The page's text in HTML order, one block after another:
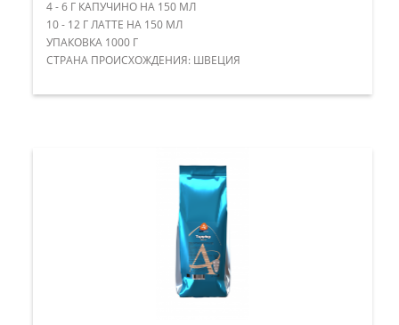
4 - 6 Г КАПУЧИНО НА 150 МЛ
10 - 12 Г ЛАТТЕ НА 150 МЛ
УПАКОВКА 1000 Г
​СТРАНА ПРОИСХОЖДЕНИЯ: ШВЕЦИЯ